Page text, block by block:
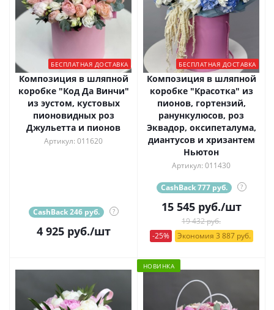
БЕСПЛАТНАЯ ДОСТАВКА
Композиция в шляпной
коробке "Код Да Винчи"
из эустом, кустовых
пионовидных роз
Джульетта и пионов
Артикул: 011620
CashBack 246 руб. ?
4 925руб./шт
БЕСПЛАТНАЯ ДОСТАВКА
Композиция в шляпной
коробке "Красотка" из
пионов, гортензий,
ранункулюсов, роз
Эквадор, оксипеталума,
диантусов и хризантем
Ньютон
Артикул: 011430
CashBack 777 руб. ?
15 545руб./шт
19 432 руб.
-25%
Экономия 3 887 руб.
НОВИНКА